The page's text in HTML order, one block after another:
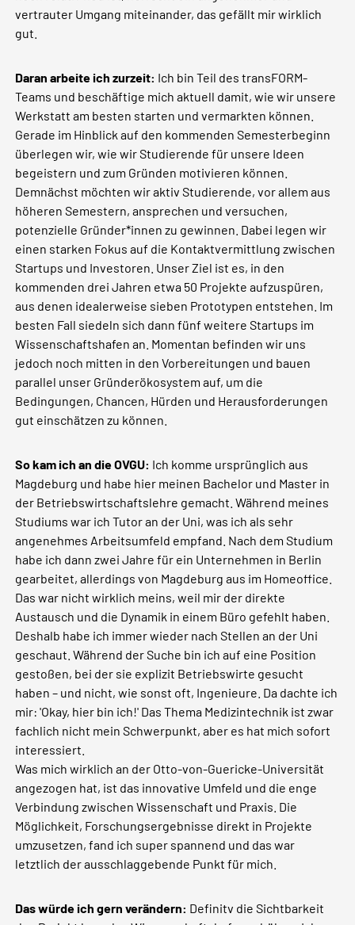
vertrauter Umgang miteinander, das gefällt mir wirklich
gut.
Daran arbeite ich zurzeit: Ich bin Teil des transFORM-
Teams und beschäftige mich aktuell damit, wie wir unsere
Werkstatt am besten starten und vermarkten können.
Gerade im Hinblick auf den kommenden Semesterbeginn
überlegen wir, wie wir Studierende für unsere Ideen
begeistern und zum Gründen motivieren können.
Demnächst möchten wir aktiv Studierende, vor allem aus
höheren Semestern, ansprechen und versuchen,
potenzielle Gründer*innen zu gewinnen. Dabei legen wir
einen starken Fokus auf die Kontaktvermittlung zwischen
Startups und Investoren. Unser Ziel ist es, in den
kommenden drei Jahren etwa 50 Projekte aufzuspüren,
aus denen idealerweise sieben Prototypen entstehen. Im
besten Fall siedeln sich dann fünf weitere Startups im
Wissenschaftshafen an. Momentan befinden wir uns
jedoch noch mitten in den Vorbereitungen und bauen
parallel unser Gründerökosystem auf, um die
Bedingungen, Chancen, Hürden und Herausforderungen
gut einschätzen zu können.
So kam ich an die OVGU: Ich komme ursprünglich aus
Magdeburg und habe hier meinen Bachelor und Master in
der Betriebswirtschaftslehre gemacht. Während meines
Studiums war ich Tutor an der Uni, was ich als sehr
angenehmes Arbeitsumfeld empfand. Nach dem Studium
habe ich dann zwei Jahre für ein Unternehmen in Berlin
gearbeitet, allerdings von Magdeburg aus im Homeoffice.
Das war nicht wirklich meins, weil mir der direkte
Austausch und die Dynamik in einem Büro gefehlt haben.
Deshalb habe ich immer wieder nach Stellen an der Uni
geschaut. Während der Suche bin ich auf eine Position
gestoßen, bei der sie explizit Betriebswirte gesucht
haben – und nicht, wie sonst oft, Ingenieure. Da dachte ich
mir: 'Okay, hier bin ich!' Das Thema Medizintechnik ist zwar
fachlich nicht mein Schwerpunkt, aber es hat mich sofort
interessiert.
Was mich wirklich an der Otto-von-Guericke-Universität
angezogen hat, ist das innovative Umfeld und die enge
Verbindung zwischen Wissenschaft und Praxis. Die
Möglichkeit, Forschungsergebnisse direkt in Projekte
umzusetzen, fand ich super spannend und das war
letztlich der ausschlaggebende Punkt für mich.
Das würde ich gern verändern: Definitv die Sichtbarkeit